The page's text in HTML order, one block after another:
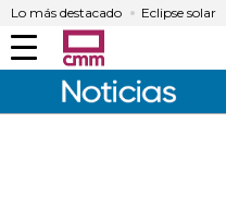
Lo más destacado Eclipse solar
Menú